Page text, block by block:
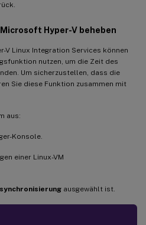
Hyper-V beheben
V Linux Integration Services können
nutzen, um die Zeit des
Um sicherzustellen, dass die
Sie diese Funktion zusammen mit
aus:
Konsole.
einer Linux-VM
ausgewählt ist.